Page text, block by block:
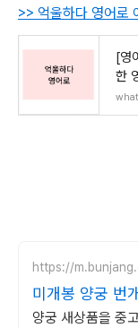
>> 억울하다 영어로
[영
한
https://
미개봉 양궁 번
드 중고거래
양궁 새상품을 중